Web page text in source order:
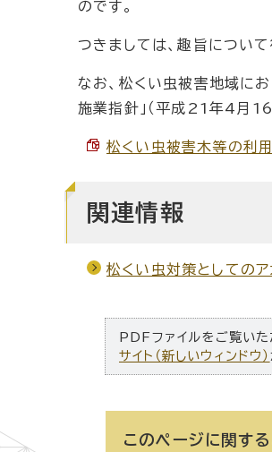
のです。
つきましては、趣旨につい
なお、松くい虫被害地域に
施業指針」（平成21年4月16
松くい虫被害木等の利
関連情報
松くい虫対策としての
PDFファイルをご覧いた
サイト（新しいウィンドウ）
このページに関する